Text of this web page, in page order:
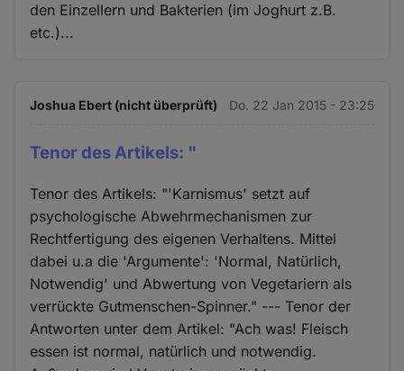
den Einzellern und Bakterien (im Joghurt z.B.
etc.)...
Joshua Ebert (nicht überprüft) Do. 22 Jan 2015 - 23:25
Tenor des Artikels: "
Tenor des Artikels: "'Karnismus' setzt auf
psychologische Abwehrmechanismen zur
Rechtfertigung des eigenen Verhaltens. Mittel
dabei u.a die 'Argumente': 'Normal, Natürlich,
Notwendig' und Abwertung von Vegetariern als
verrückte Gutmenschen-Spinner." --- Tenor der
Antworten unter dem Artikel: "Ach was! Fleisch
essen ist normal, natürlich und notwendig.